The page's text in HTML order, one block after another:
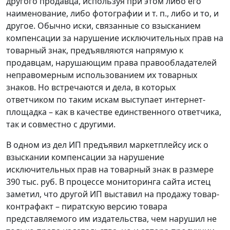
наименование, либо фотографии и т. п., либо и то, и
другое. Обычно иски, связанные со взысканием
компенсации за нарушение исключительных прав на
товарный знак, предъявляются напрямую к
продавцам, нарушающим права правообладателей
неправомерным использованием их товарных
знаков. Но встречаются и дела, в которых
ответчиком по таким искам выступает интернет-
площадка – как в качестве единственного ответчика,
так и совместно с другими.
В одном из дел ИП предъявил маркетплейсу иск о
взыскании компенсации за нарушение
исключительных прав на товарный знак в размере
390 тыс. руб. В процессе мониторинга сайта истец
заметил, что другой ИП выставил на продажу товар-
контрафакт – пиратскую версию товара
представляемого им издательства, чем нарушил не